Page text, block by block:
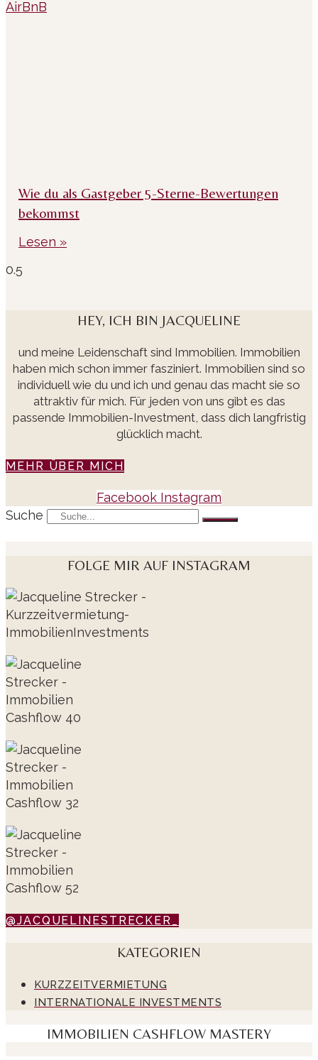
Wie du als Gastgeber 5-Sterne-Bewertungen
bekommst
Lesen »
HEY, ICH BIN JACQUELINE
und meine Leidenschaft sind Immobilien. Immobilien
haben mich schon immer fasziniert. Immobilien sind so
individuell wie du und ich und genau das macht sie so
attraktiv für mich. Für jeden von uns gibt es das
passende Immobilien-Investment, dass dich langfristig
glücklich macht.
MEHR ÜBER MICH
Facebook Instagram
Suche
FOLGE MIR AUF INSTAGRAM
@JACQUELINESTRECKER_
KATEGORIEN
KURZZEITVERMIETUNG
INTERNATIONALE INVESTMENTS
IMMOBILIEN CASHFLOW MASTERY